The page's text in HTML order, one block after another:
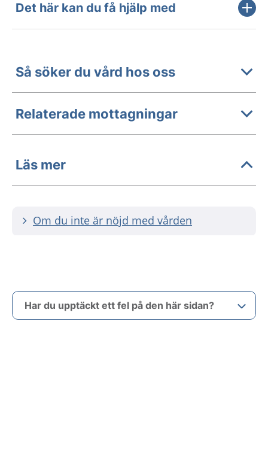
Det här kan du få hjälp med
Så söker du vård hos oss
Relaterade mottagningar
Läs mer
Om du inte är nöjd med vården
Har du upptäckt ett fel på den här sidan?